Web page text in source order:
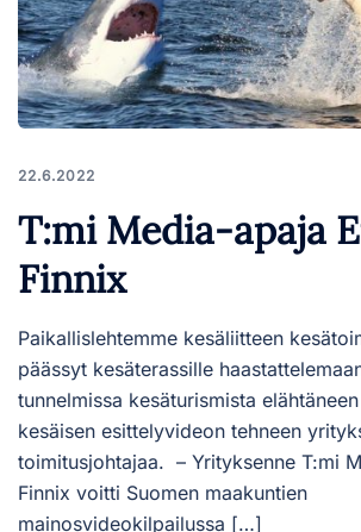
22.6.2022
T:mi Media-apaja
Finnix
Paikallislehtemme kesäliitteen
päässyt kesäterassille
tunnelmissa kesäturismista
kesäisen esittelyvideon tehneen
toimitusjohtajaa. – Yrityksenne T:mi
Finnix voitti Suomen maakuntien
mainosvideokilpailussa […]